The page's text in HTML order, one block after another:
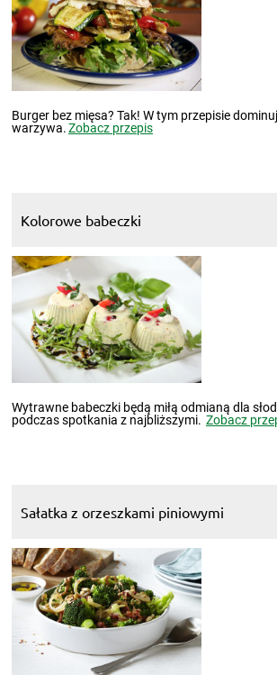
Burger bez mięsa? Tak! W tym przepisie
warzywa.Zobacz przepis
Kolorowe babeczki
Wytrawne babeczki będą miłą odmianą dla
podczas spotkania z najbliższymi. Zobacz
Sałatka z orzeszkami piniowymi